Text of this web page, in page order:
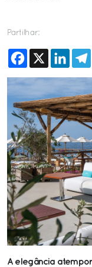
Partilhar:
Facebook
X
A elegância